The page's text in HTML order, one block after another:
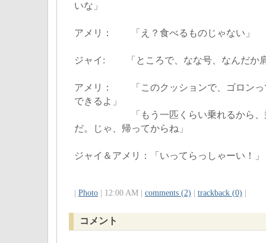
いな」
アメリ： 「え？食べるものじゃない」
ジャイ: 「ところで、なな号、なんだか
アメリ： 「このクッションで、ゴロンっ
できるよ」
「もう一匹くらい乗れるから、乗
だ。じゃ、帰ってからね」
ジャイ＆アメリ：「いってらっしゃーい！」
Photo | 12:00 AM | comments (2) trackback (0)
コメント